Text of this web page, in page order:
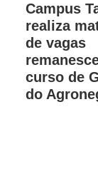
Campus
realiza
de vagas
curso de
do